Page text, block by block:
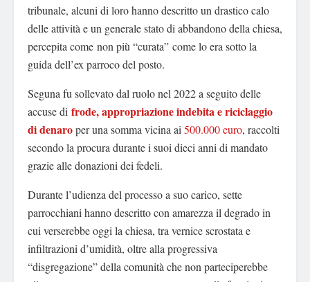
tribunale, alcuni di loro hanno descritto un drastico calo
delle attività e un generale stato di abbandono della chiesa,
percepita come non più “curata” come lo era sotto la
guida dell’ex parroco del posto.
Seguna fu sollevato dal ruolo nel 2022 a seguito delle
accuse di frode, appropriazione indebita e riciclaggio
di denaroper una somma vicina ai 500.000 euro, raccolti
secondo la procura durante i suoi dieci anni di mandato
grazie alle donazioni dei fedeli.
Durante l’udienza del processo a suo carico, sette
parrocchiani hanno descritto con amarezza il degrado in
cui verserebbe oggi la chiesa, tra vernice scrostata e
infiltrazioni d’umidità, oltre alla progressiva
“disgregazione” della comunità che non parteciperebbe